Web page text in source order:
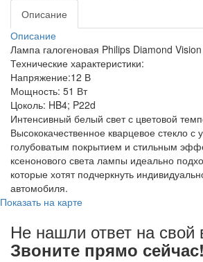
Описание
Описание
Лампа галогеновая Philips Diamond Vision
Технические характеристики:
Напряжение:12 В
Мощность: 51 Вт
Цоколь: HB4; P22d
Интенсивный белый свет с цветовой
Высококачественное кварцевое стекло с
голубоватым покрытием и стильным
ксенонового света лампы идеально
которые хотят подчеркнуть
автомобиля.
Показать на карте
Не нашли ответ на свой
Звоните прямо сейчас!